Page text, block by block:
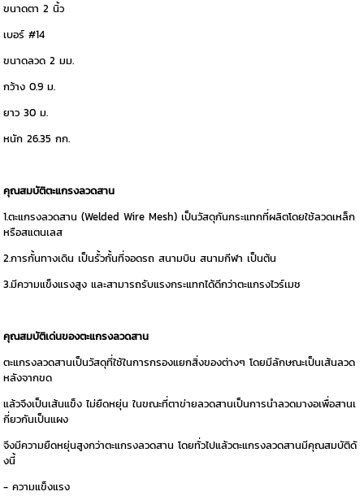
ขนาดตา 2 นิ้ว
เบอร์ #14
ขนาดลวด 2 มม.
กว้าง 0.9 ม.
ยาว 30 ม.
หนัก 26.35 กก.
คุณสมบัติตะแกรงลวดสาน
1.ตะแกรงลวดสาน (Welded Wire Mesh) เป็นวัสดุกันกระแทกที่ผลิตโดยใช้ลวดเหล็ก
หรือสแตนเลส
2.การกั้นทางเดิน เป็นรั้วกั้นที่จอดรถ สนามบิน สนามกีฬา เป็นต้น
3.มีความแข็งแรงสูง และสามารถรับแรงกระแทกได้ดีกว่าตะแกรงไวร์เมช
คุณสมบัติเด่นของตะแกรงลวดสาน
ตะแกรงลวดสานเป็นวัสดุที่ใช้ในการกรองแยกสิ่งของต่างๆ โดยมีลักษณะเป็นเส้นลวด
หลังจากขด
แล้วจึงเป็นเส้นแข็ง ไม่ยืดหยุ่น ในขณะที่ตาข่ายลวดสานเป็นการนำลวดมางอเพื่อสานเ
กี่ยวกันเป็นแผง
จึงมีความยืดหยุ่นสูงกว่าตะแกรงลวดสาน โดยทั่วไปแล้วตะแกรงลวดสานมีคุณสมบัติดั
งนี้
- ความแข็งแรง